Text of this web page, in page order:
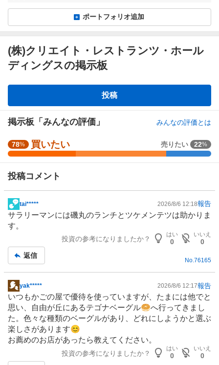
ポートフォリオ追加
(株)クリエイト・レストランツ・ホール
ディングスの掲示板
板
投稿
掲示板「みんなの評価」 みんなの評価とは
強
く
い
い
3
3
%
、
買
い
た
い
4
4
4
78% 買いたい 売りたい 22%
投稿コメント
掲
示
板
tai***** 2026/8/6 12:18報告
サラリーマンには磯丸のランチとツケメンテツは助かりま
す。
投資の参考になりましたか？
はい
0
いいえ
0
返信
No.76165
掲
示
板
記
事
yak***** 2026/8/6 12:17報告
いつもかごの屋で優待を使っていますが、たまには他でと
思い、自由が丘にあるテゴナベーグル🥯へ行ってきまし
た。色々な種類のベーグルがあり、どれにしようかと選ぶ
楽しさがあります😊
お薦めのお店があったら教えてください。
投資の参考になりましたか？
はい
0
いいえ
0